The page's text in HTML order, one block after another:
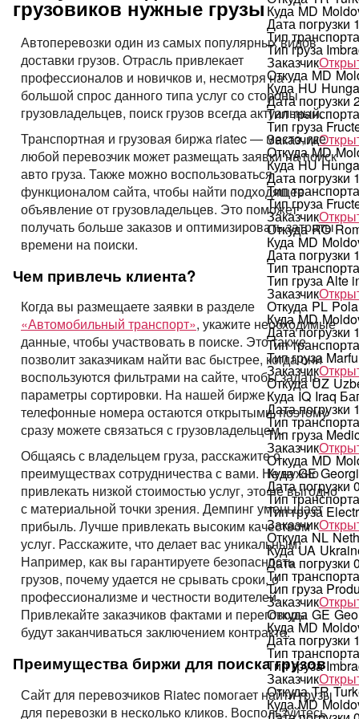
Куда MD
Дата погрузки
Тип транспорта
Тип груза
Заказчик
Откуда MD
Куда HU
Дата погрузки
Тип транспорта
Тип груза
Заказчик
Откуда MD
Куда HU
Дата погрузки
Тип транспорта
Тип груза
Заказчик
Откуда RO
Куда MD
Дата погрузки
Тип транспорта
Тип грузаAlte
Заказчик
Откуда PL
Куда MD
Дата погрузки
Тип транспорта
Тип груза
Заказчик
Откуда UZ
Куда IQ Iraq
Дата погрузки
Тип транспорта
Тип груза
Заказчик
Откуда MD
Куда GE
Дата погрузки
Тип транспорта
Тип груза
Заказчик
Откуда NL
Куда UA
Дата погрузки
Тип транспорта
Тип груза
Заказчик
Откуда GE
Куда MD
Дата погрузки
Тип транспорта
Тип груза
Заказчик
Откуда TR
Куда MD
грузовиков нужные грузы
Автоперевозки один из самых популярных видов
доставки грузов. Отрасль привлекает
профессионалов и новичков и, несмотря на
большой спрос данного типа услуг со стороны
грузовладельцев, поиск грузов всегда актуальный.
Транспортная и грузовая биржа riatec — место, где
любой перевозчик может размещать заявки на поиск
авто груза. Также можно воспользоваться
функционалом сайта, чтобы найти подходящее
объявление от грузовладельцев. Это поможет
получать больше заказов и оптимизировать затраты
времени на поиски.
Чем привлечь клиента?
Когда вы размещаете заявки в разделе
«Автомобильный транспорт», укажите необходимые
данные, чтобы участвовать в поиске. Это также
позволит заказчикам найти вас быстрее, когда они
воспользуются фильтрами на сайте, чтобы задать
параметры сортировки. На нашей бирже
телефонные номера остаются открытыми, поэтому
сразу можете связаться с грузовладельцем.
Общаясь с владельцем груза, расскажите о
преимуществах сотрудничества с вами. Не нужно
привлекать низкой стоимостью услуг, это не выгодно
с материальной точки зрения. Демпинг уменьшает
прибыль. Лучше привлекать высоким качеством
услуг. Расскажите, что делает вас уникальным.
Например, как вы гарантируете безопасность
грузов, почему удается не срывать сроки, о
профессионализме и честности водителей.
Привлекайте заказчиков фактами и переговоры
будут заканчиваться заключением контракта.
Преимущества биржи для поиска грузов
Сайт для перевозчиков Riatec помогает найти грузы
для перевозки в несколько кликов. Воспользуйтесь